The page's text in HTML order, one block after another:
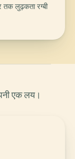
लुढ़कता रग्बी
एक लय।